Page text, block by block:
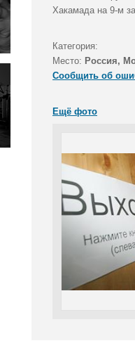
Хакамада на 9-м
Категория:
Место: Россия,
Сообщить об
Ещё фото